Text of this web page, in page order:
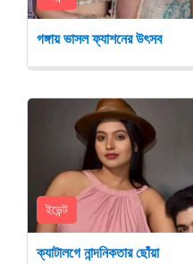
গঙ্গায় ভাসল ফ্যাশনের উৎসব
ইভেন্ট
ক্যাটালগে নান্দনিকতার ছোঁয়া